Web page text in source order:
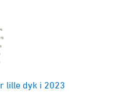
lille dyk i 2023